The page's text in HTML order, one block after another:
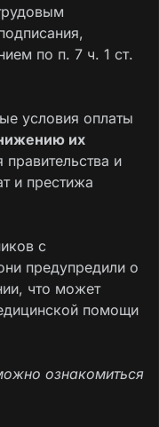
по п. 7 ч. 1 ст.
условия оплаты
их
и
и престижа
с
предупредили о
что может
помощи
ознакомиться